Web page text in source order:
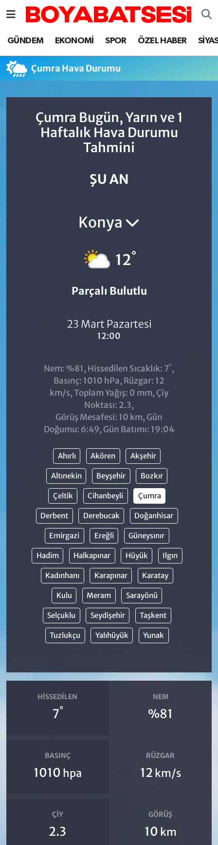
GÜNDEM EKONOMİ SPOR ÖZEL HABER
Çumra Hava Durumu
Çumra Bugün, Yarın ve 1
Haftalık Hava Durumu
Tahmini
ŞU AN
Konya
12°
Parçalı Bulutlu
23 Mart Pazartesi
12:00
Nem: %81, Hissedilen Sıcaklık: 7°,
Basınç: 1010 hPa, Rüzgar: 12
km/s, Toplam Yağış: 0 mm, Çiy
Noktası: 2.3,
Görüş Mesafesi: 10 km, Gün
Doğumu: 6:49, Gün Batımı: 19:04
Ahırlı Akören Akşehir
Altınekin Beyşehir Bozkır
Çeltik Cihanbeyli Çumra
Derbent Derebucak Doğanhisar
Emirgazi Ereğli Güneysınır
Hadim Halkapınar Hüyük Ilgın
Kadınhanı Karapınar Karatay
Kulu Meram Sarayönü
Selçuklu Seydişehir Taşkent
Tuzlukçu Yalıhüyük Yunak
HISSEDILEN
7°
NEM
%81
BASINÇ
1010 hpa
RÜZGAR
12 km/s
ÇIY
2.3
GÖRÜŞ
10 km
Sinop Nöbetçi Eczaneler
Sinop Trafik Yoğunluk Haritası
Süper Lig Puan Durumu ve Fikstür
Son Dakika Haberleri